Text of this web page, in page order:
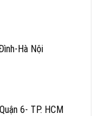
Hà Nội
6- TP. HCM